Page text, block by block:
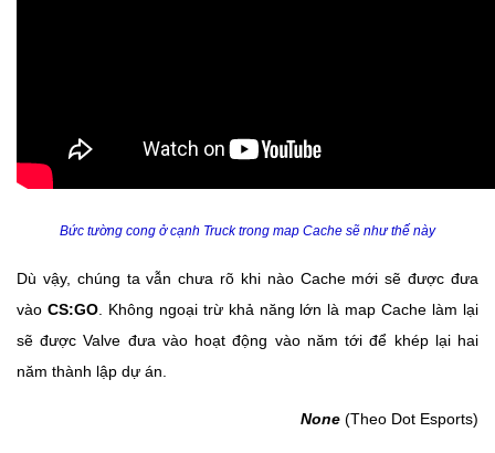
Bức tường cong ở cạnh Truck trong map Cache sẽ như thế này
Dù vậy, chúng ta vẫn chưa rõ khi nào Cache mới sẽ được đưa
vào CS:GO. Không ngoại trừ khả năng lớn là map Cache làm lại
sẽ được Valve đưa vào hoạt động vào năm tới để khép lại hai
năm thành lập dự án.
None (Theo Dot Esports)